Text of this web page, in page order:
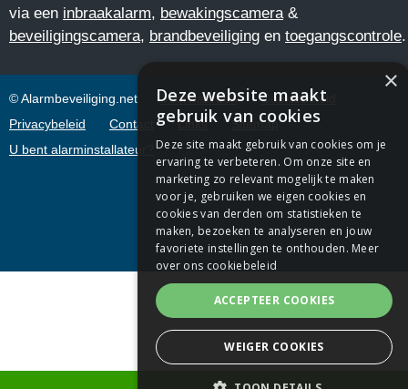
via een inbraakalarm, bewakingscamera&
beveiligingscamera, brandbeveiliging en toegangscontrole.
© Alarmbeveiliging.net Voorwaarden
Cookiebeleid
Privacybeleid
Contact Links
Sitemap
U bent alarminstallateur?
×
Deze website maakt
gebruik van cookies
Deze site maakt gebruik van cookies om je
ervaring te verbeteren. Om onze site en
marketing zo relevant mogelijk te maken
voor je, gebruiken we eigen cookies en
cookies van derden om statistieken te
maken, bezoeken te analyseren en jouw
favoriete instellingen te onthouden. Meer
over ons cookiebeleid
ACCEPTEER COOKIES
WEIGER COOKIES